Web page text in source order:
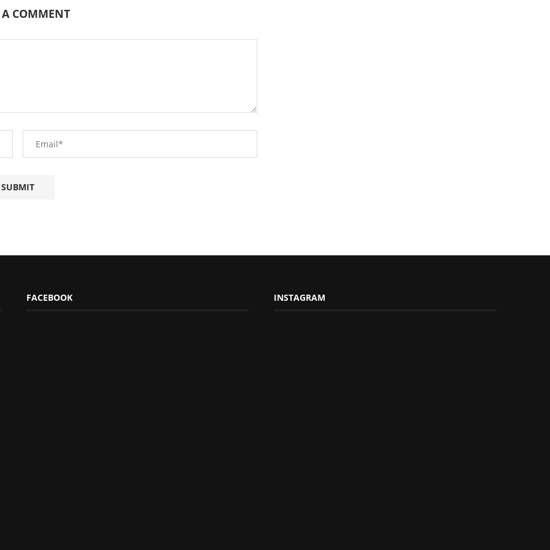
A COMMENT
FACEBOOK INSTAGRAM